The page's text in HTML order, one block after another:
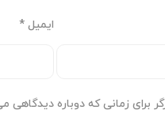
ایمیل*
برای زمانی که دوباره دیدگاهی